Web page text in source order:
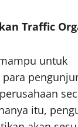
Traffic
untuk
itu,